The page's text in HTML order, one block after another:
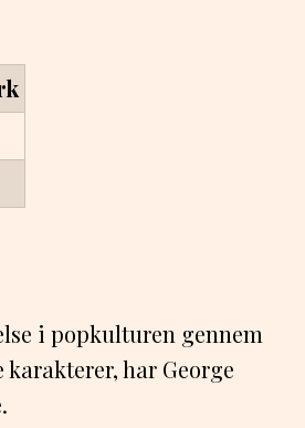
i popkulturen gennem
har George